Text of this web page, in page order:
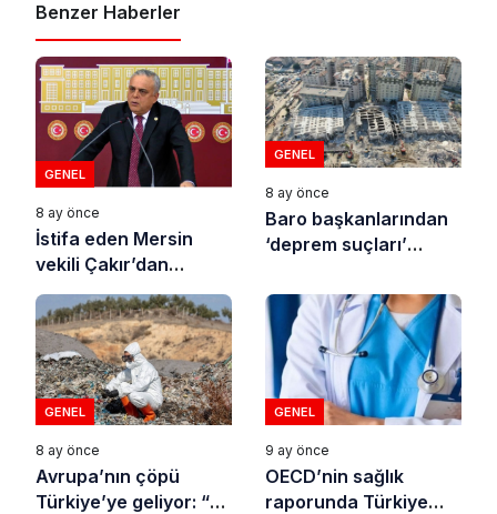
Benzer Haberler
GENEL
8 ay önce
İstifa eden Mersin
vekili Çakır’dan
açıklama: “Yörük
çocuğu, suçlanan
adamların önüne gelip
ifade vermez”
GENEL
8 ay önce
Baro başkanlarından
‘deprem suçları’
GENEL
8 ay önce
Avrupa’nın çöpü
Türkiye’ye geliyor: “10
GENEL
9 ay önce
OECD’nin sağlık
raporunda Türkiye